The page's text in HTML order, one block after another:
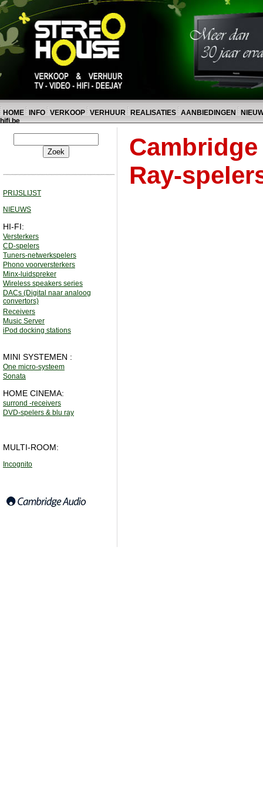
HOME INFO VERKOOP VERHUUR REALISATIES AANBIEDINGEN
hifi.be
PRIJSLIJST
NIEUWS
HI-FI:
Versterkers
CD-spelers
Tuners-netwerkspelers
Phono voorversterkers
Minx-luidspreker
Wireless speakers series
DACs (Digital naar analoog
convertors)
Receivers
Music Server
iPod docking stations
MINI SYSTEMEN :
One micro-systeem
Sonata
HOME CINEMA:
surrond -receivers
DVD-spelers & blu ray
MULTI-ROOM:
Incognito
Ray-